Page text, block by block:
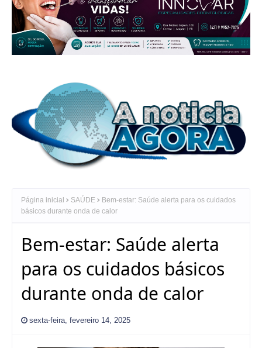
Página inicial SAÚDE
Bem-estar: Saúde alerta para os cuidados
básicos durante onda de calor
Bem-estar: Saúde alerta
para os cuidados básicos
durante onda de calor
sexta-feira, fevereiro 14, 2025